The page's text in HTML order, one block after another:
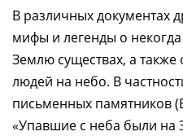
В различных документах
мифы и легенды о
Землю существах, а также
людей на небо. В
письменных памятников
«Упавшие с неба были на